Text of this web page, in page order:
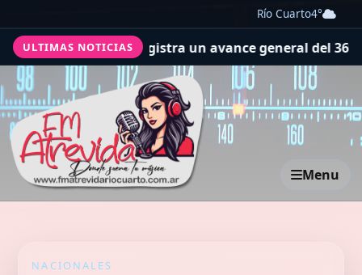
Río Cuarto4°
ULTIMAS NOTICIAS
un avance general del 36% Se realizó una
Menu
NACIONALES